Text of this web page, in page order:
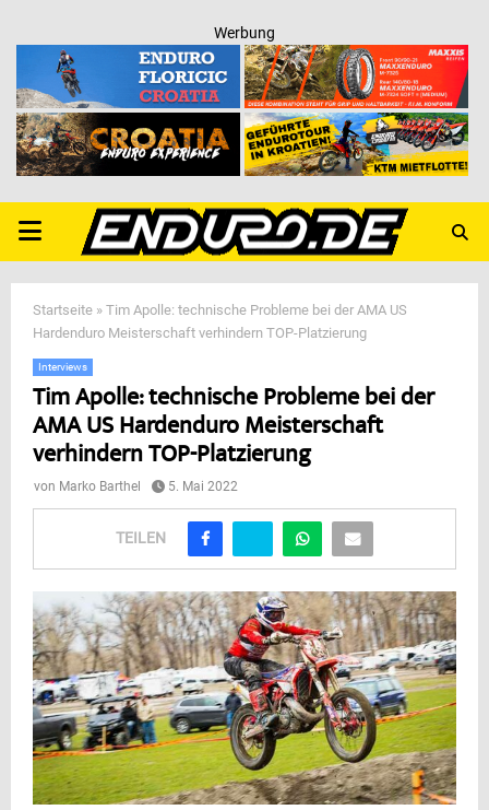
Werbung
PRIMARY
MENU
Startseite » Tim Apolle: technische Probleme bei der AMA US
Hardenduro Meisterschaft verhindern TOP-Platzierung
Interviews
Tim Apolle: technische Probleme bei der
AMA US Hardenduro Meisterschaft
verhindern TOP-Platzierung
von Marko Barthel 5. Mai 2022
TEILEN